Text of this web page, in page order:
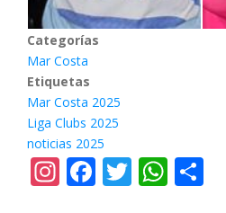
Categorías
Mar Costa
Etiquetas
Mar Costa 2025
Liga Clubs 2025
noticias 2025
Instagram
Facebook
Twitter